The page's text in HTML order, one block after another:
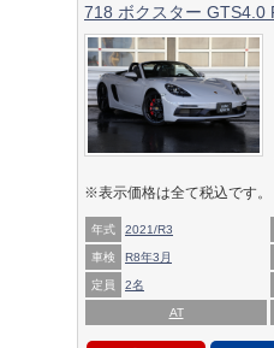
718 ボクスター GTS4.0
※表示価格は全て税込です。
年式 2021/R3
車検 R8年3月
定員 2名
AT